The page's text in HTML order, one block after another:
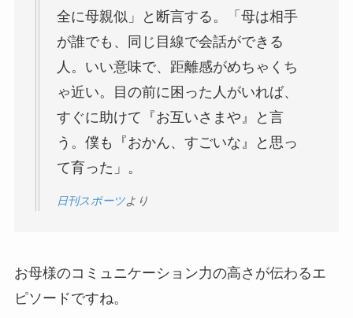
全に母親似」と断言する。「母は相手
が誰でも、同じ目線で会話ができる
人。いい意味で、距離感がめちゃくち
ゃ近い。目の前に困った人がいれば、
すぐに助けて『お互いさまや』と言
う。僕も『おかん、すごいな』と思っ
て育った」。
日刊スポーツより
お母様のコミュニケーション力の高さが伝わるエ
ピソードですね。